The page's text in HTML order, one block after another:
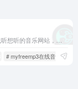
myfreemp3是一个可以让我们大家免费在线听想听的音乐网站，支持手机端电脑端直接在线搜索歌曲进行播放，并且支持音乐下载到本地播放。
# myfreemp3在线音乐下载